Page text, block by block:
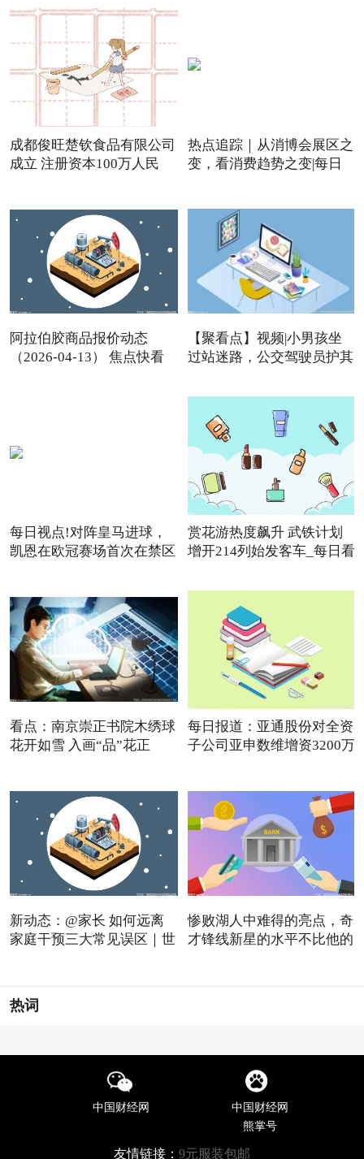
成都俊旺楚钦食品有限公司
成立 注册资本100万人民
热点追踪｜从消博会展区之
变，看消费趋势之变|每日
阿拉伯胶商品报价动态
（2026-04-13） 焦点快看
【聚看点】视频|小男孩坐
过站迷路，公交驾驶员护其
每日视点!对阵皇马进球，
凯恩在欧冠赛场首次在禁区
赏花游热度飙升 武铁计划
增开214列始发客车_每日看
看点：南京崇正书院木绣球
花开如雪 入画“品”花正
每日报道：亚通股份对全资
子公司亚申数维增资3200万
新动态：@家长 如何远离
家庭干预三大常见误区｜世
惨败湖人中难得的亮点，奇
才锋线新星的水平不比他的
热词
中国财经网
中国财经网
熊掌号
友情链接： 9元服装包邮